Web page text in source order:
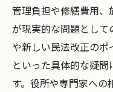
管理負担や修繕費用、
が現実的な問題として
や新しい民法改正の
といった具体的な疑
す。役所や専門家へ